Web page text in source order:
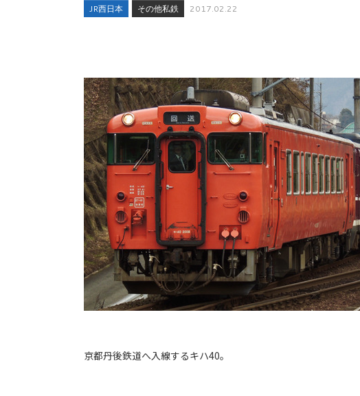
JR西日本 その他私鉄 2017.02.22
京都丹後鉄道へ入線するキハ40。